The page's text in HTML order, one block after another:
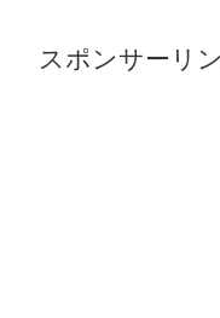
スポンサーリ